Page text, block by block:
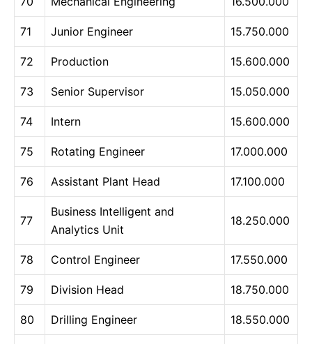
71 Junior Engineer 15.750.000
72 Production 15.600.000
73 Senior Supervisor 15.050.000
74 Intern 15.600.000
75 Rotating Engineer 17.000.000
76 Assistant Plant Head 17.100.000
77
Business Intelligent and
Analytics Unit
18.250.000
78 Control Engineer 17.550.000
79 Division Head 18.750.000
80 Drilling Engineer 18.550.000